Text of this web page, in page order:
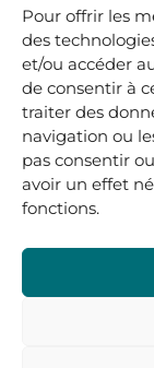
Pour offrir les
des
et/ou accéder
de consentir à
traiter des
navigation ou
pas consentir
avoir un effet
fonctions.